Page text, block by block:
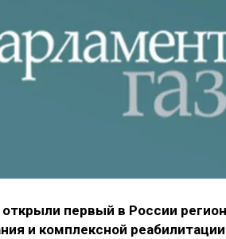
первый в России
и комплексной